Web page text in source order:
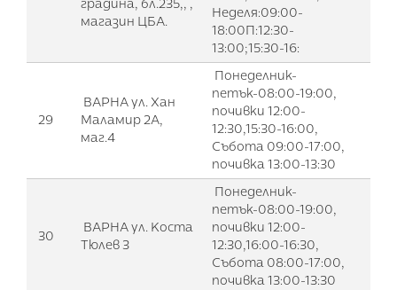
градина, бл.235,, ,
магазин ЦБА.
Неделя:09:00-
18:00П:12:30-
13:00;15:30-16:
29
ВАРНА ул. Хан
Маламир 2А,
маг.4
Понеделник-
петък-08:00-19:00,
почивки 12:00-
12:30,15:30-16:00,
Събота 09:00-17:00,
почивка 13:00-13:30
30
ВАРНА ул. Коста
Тюлев 3
Понеделник-
петък-08:00-19:00,
почивки 12:00-
12:30,16:00-16:30,
Събота 08:00-17:00,
почивка 13:00-13:30